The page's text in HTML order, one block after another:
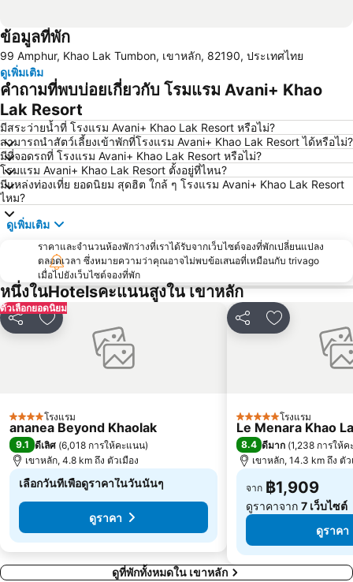
ข้อมูลที่พัก
99 Amphur, Khao Lak Tumbon, เขาหลัก, 82190, ประเทศไทย
ดูเพิ่มเติม
คำถามที่พบบ่อยเกี่ยวกับ โรมแรม Avani+ Khao
Lak Resort
มีสระว่ายน้ำที่ โรงแรม Avani+ Khao Lak Resort หรือไม่?
สามารถนำสัตว์เลี้ยงเข้าพักที่โรงแรม Avani+ Khao Lak Resort ได้หรือไม่?
มีที่จอดรถที่ โรงแรม Avani+ Khao Lak Resort หรือไม่?
โรมแรม Avani+ Khao Lak Resort ตั้งอยู่ที่ไหน?
มีแหล่งท่องเที่ย ยอดนิยม สุดฮิต ใกล้ ๆ โรงแรม Avani+ Khao Lak Resort
ไหม?
ดูเพิ่มเติม
ราคาและจำนวนห้องพักว่างที่เราได้รับจากเว็บไซต์จองที่พักเปลี่ยนแปลง
ตลอดเวลา ซึ่งหมายความว่าคุณอาจไม่พบข้อเสนอที่เหมือนกับ trivago
เมื่อไปยังเว็บไซต์จองที่พัก
หนึ่งในHotelsคะแนนสูงใน เขาหลัก
ตัวเลือกยอดนิยม
แชร์ เพิ่มในรายการโปรด
4 ดาว โรงแรม
ananea Beyond Khaolak
9.1 ดีเลิศ (6,018 การให้คะแนน)
เขาหลัก, 4.8 km ถึง ตัวเมือง
เลือกวันที่เพื่อดูราคาในวันนั้นๆ
ดูราคา
แชร์ เพิ่มในรายกา
5 ดาว โรงแรม
Le Menara Khao
8.4 ดีมาก (1,238 การให้
เขาหลัก, 14.3 km ถึง ตัว
จาก ฿1,909
ดูราคาจาก 7 เว็บไซต์
ดูราคา
ดูที่พักทั้งหมดใน เขาหลัก